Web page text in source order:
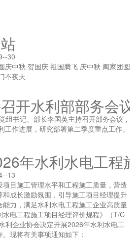
30
庆中秋 贺国庆 祖国腾飞 庆中秋 阖家团圆
不夜天
开水利部部务会议
组书记、部长李国英主持召开部务会议，
作进展，研究部署第二季度重点工作。
年水利水电工程
13
目施工管理水平和工程施工质量，营造
和成长激励氛围，引导施工项目经理提升
力，满足水利水电工程施工企业高质量
电工程施工项目经理评价规程》（T/C
利企业协会决定开展2026年水利水电工
现将有关事项通知如下：